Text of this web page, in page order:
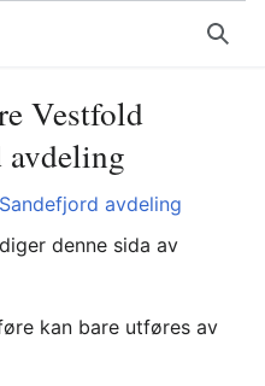
Søk
Vestfold
avdeling
avdeling
denne sida av
kan bare utføres av